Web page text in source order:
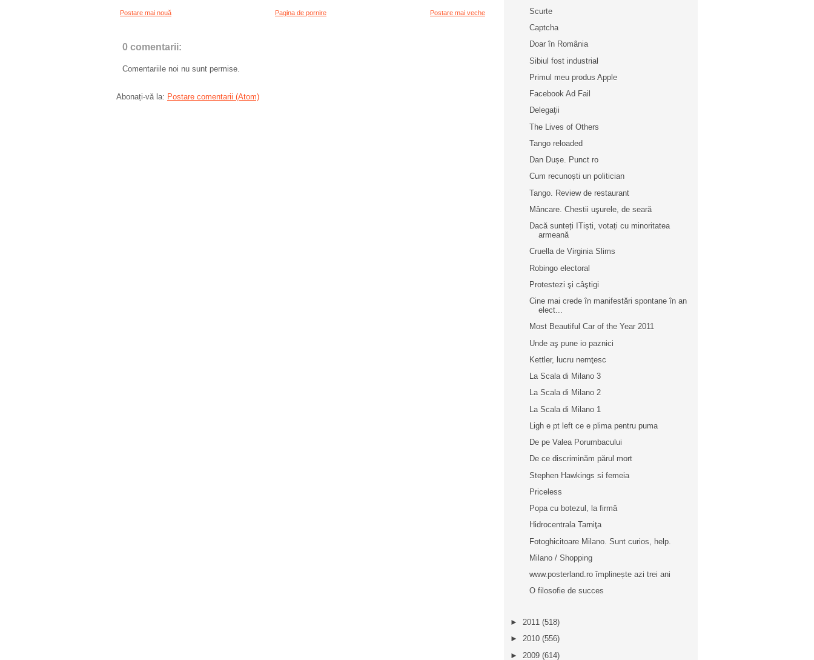
Postare mai nouă Postare mai veche
Pagina de pornire
0 comentarii:
Comentariile noi nu sunt permise.
Abonați-vă la: Postare comentarii (Atom)
Scurte
Captcha
Doar în România
Sibiul fost industrial
Primul meu produs Apple
Facebook Ad Fail
Delegaţii
The Lives of Others
Tango reloaded
Dan Dușe. Punct ro
Cum recunoști un politician
Tango. Review de restaurant
Mâncare. Chestii uşurele, de seară
Dacă sunteți ITiști, votați cu minoritatea
armeană
Cruella de Virginia Slims
Robingo electoral
Protestezi şi câştigi
Cine mai crede în manifestări spontane în an
elect...
Most Beautiful Car of the Year 2011
Unde aş pune io paznici
Kettler, lucru nemţesc
La Scala di Milano 3
La Scala di Milano 2
La Scala di Milano 1
Ligh e pt left ce e plima pentru puma
De pe Valea Porumbacului
De ce discriminăm părul mort
Stephen Hawkings si femeia
Priceless
Popa cu botezul, la firmă
Hidrocentrala Tarniţa
Fotoghicitoare Milano. Sunt curios, help.
Milano / Shopping
www.posterland.ro împlinește azi trei ani
O filosofie de succes
► 2011 (518)
► 2010 (556)
► 2009 (614)